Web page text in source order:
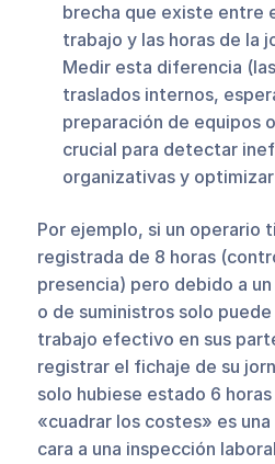
brecha que existe entre
trabajo y las horas de la
Medir esta diferencia
traslados internos,
preparación de equipos
crucial para detectar
organizativas y
Por ejemplo, si un operario
registrada de 8 horas
presencia) pero debido a
o de suministros solo
trabajo efectivo en sus
registrar el fichaje de su
solo hubiese estado 6
«cuadrar los costes» es
cara a una inspección